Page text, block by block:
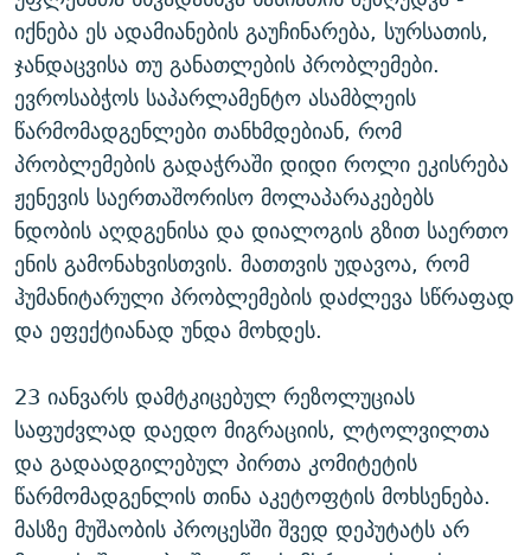
იქნება ეს ადამიანების გაუჩინარება, სურსათის,
ჯანდაცვისა თუ განათლების პრობლემები.
ევროსაბჭოს საპარლამენტო ასამბლეის
წარმომადგენლები თანხმდებიან, რომ
პრობლემების გადაჭრაში დიდი როლი ეკისრება
ჟენევის საერთაშორისო მოლაპარაკებებს
ნდობის აღდგენისა და დიალოგის გზით საერთო
ენის გამონახვისთვის. მათთვის უდავოა, რომ
ჰუმანიტარული პრობლემების დაძლევა სწრაფად
და ეფექტიანად უნდა მოხდეს.
23 იანვარს დამტკიცებულ რეზოლუციას
საფუძვლად დაედო მიგრაციის, ლტოლვილთა
და გადაადგილებულ პირთა კომიტეტის
წარმომადგენლის თინა აკეტოფტის მოხსენება.
მასზე მუშაობის პროცესში შვედ დეპუტატს არ